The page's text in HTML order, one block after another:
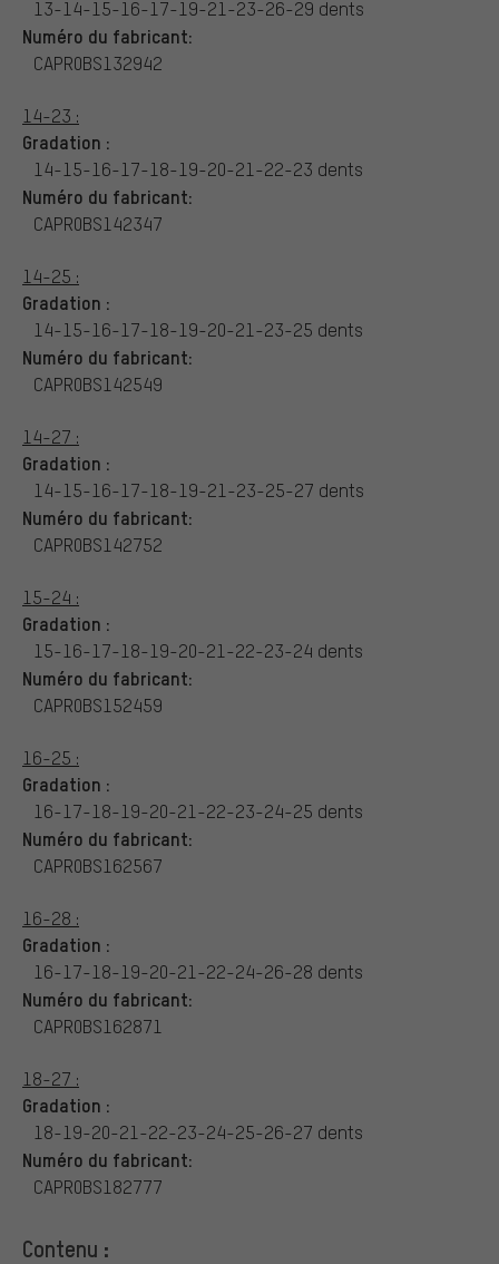
13-14-15-16-17-19-21-23-26-29 dents
Numéro du fabricant:
CAPR0BS132942
14-23 :
Gradation :
14-15-16-17-18-19-20-21-22-23 dents
Numéro du fabricant:
CAPR0BS142347
14-25 :
Gradation :
14-15-16-17-18-19-20-21-23-25 dents
Numéro du fabricant:
CAPR0BS142549
14-27 :
Gradation :
14-15-16-17-18-19-21-23-25-27 dents
Numéro du fabricant:
CAPR0BS142752
15-24 :
Gradation :
15-16-17-18-19-20-21-22-23-24 dents
Numéro du fabricant:
CAPR0BS152459
16-25 :
Gradation :
16-17-18-19-20-21-22-23-24-25 dents
Numéro du fabricant:
CAPR0BS162567
16-28 :
Gradation :
16-17-18-19-20-21-22-24-26-28 dents
Numéro du fabricant:
CAPR0BS162871
18-27 :
Gradation :
18-19-20-21-22-23-24-25-26-27 dents
Numéro du fabricant:
CAPR0BS182777
Contenu :